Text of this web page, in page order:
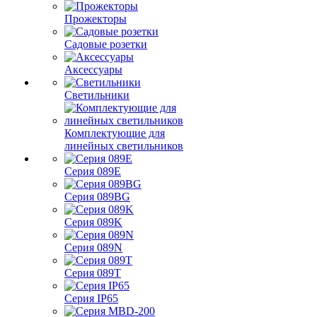
Прожекторы
Садовые розетки
Аксессуары
Светильники
Комплектующие для
линейных светильников
Серия 089E
Серия 089BG
Серия 089K
Серия 089N
Серия 089T
Серия IP65